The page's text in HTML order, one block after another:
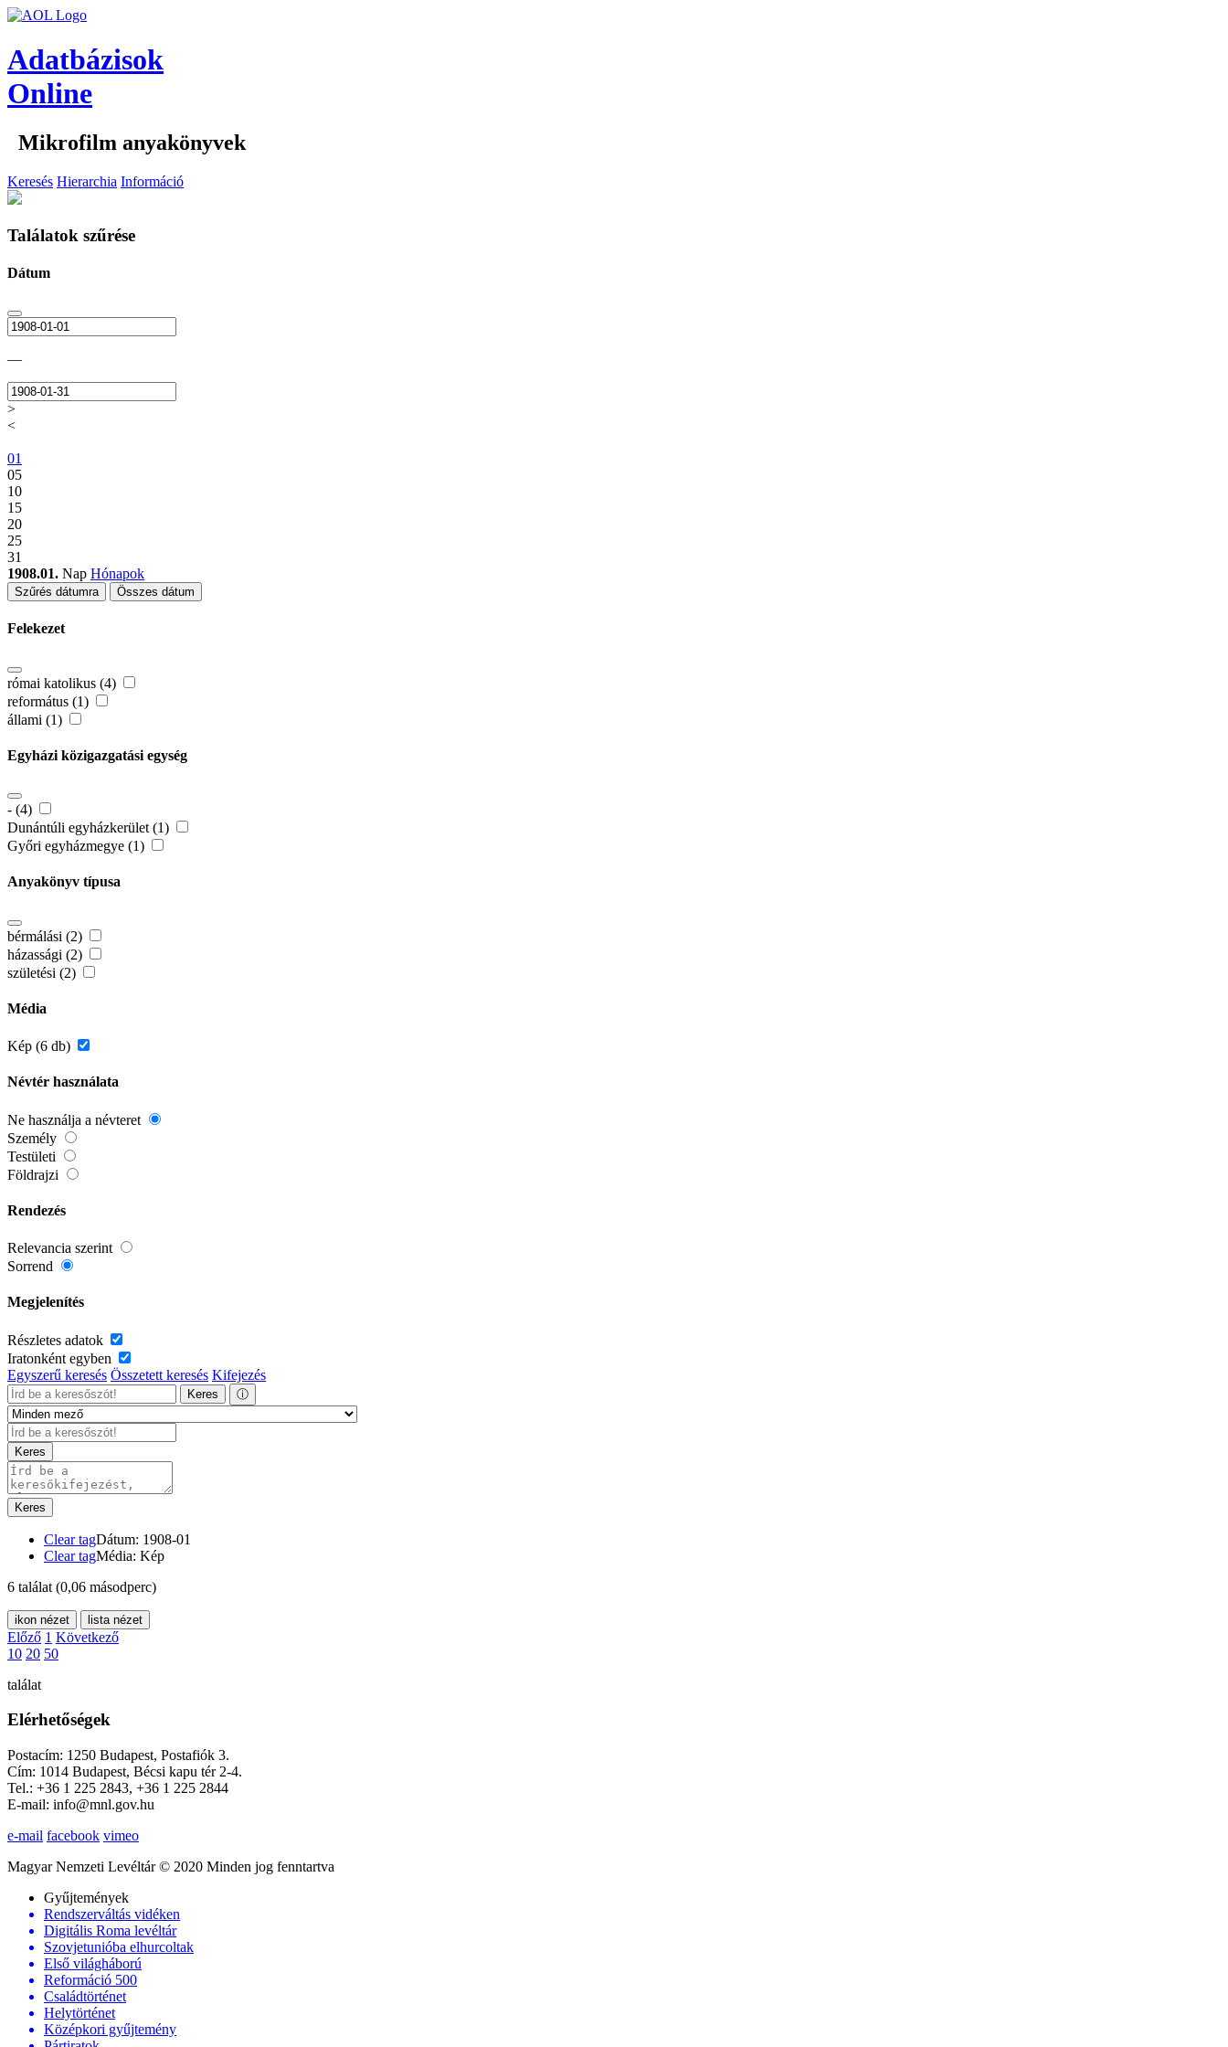
Adatbázisok
Online
Mikrofilm anyakönyvek
Keresés Hierarchia Információ
Találatok szűrése
Dátum
—
>
<
01
05
10
15
20
25
31
1908.01. Nap Hónapok
Szűrés dátumra Összes dátum
Felekezet
római katolikus (4)
református (1)
állami (1)
Egyházi közigazgatási egység
- (4)
Dunántúli egyházkerület (1)
Győri egyházmegye (1)
Anyakönyv típusa
bérmálási (2)
házassági (2)
születési (2)
Média
Kép (6 db)
Névtér használata
Ne használja a névteret
Személy
Testületi
Földrajzi
Rendezés
Relevancia szerint
Sorrend
Megjelenítés
Részletes adatok
Iratonként egyben
Egyszerű keresés Összetett keresés Kifejezés
Keres ⓘ
Keres
Keres
Clear tagDátum: 1908-01
Clear tagMédia: Kép
6 találat (0,06 másodperc)
ikon nézet lista nézet
Előző 1 Következő
10 20 50
találat
Elérhetőségek
Postacím: 1250 Budapest, Postafiók 3.
Cím: 1014 Budapest, Bécsi kapu tér 2-4.
Tel.: +36 1 225 2843, +36 1 225 2844
E-mail: info@mnl.gov.hu
e-mail facebook vimeo
Magyar Nemzeti Levéltár © 2020 Minden jog fenntartva
Gyűjtemények
Rendszerváltás vidéken
Digitális Roma levéltár
Szovjetunióba elhurcoltak
Első világháború
Reformáció 500
Családtörténet
Helytörténet
Középkori gyűjtemény